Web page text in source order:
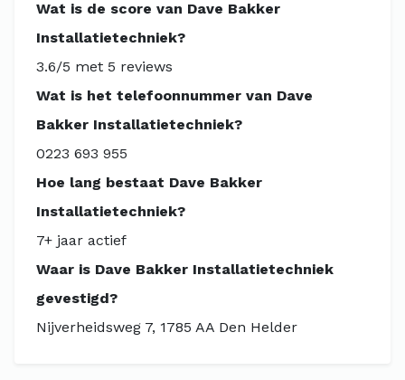
Wat is de score van Dave Bakker
Installatietechniek?
3.6/5 met 5 reviews
Wat is het telefoonnummer van Dave
Bakker Installatietechniek?
0223 693 955
Hoe lang bestaat Dave Bakker
Installatietechniek?
7+ jaar actief
Waar is Dave Bakker Installatietechniek
gevestigd?
Nijverheidsweg 7, 1785 AA Den Helder